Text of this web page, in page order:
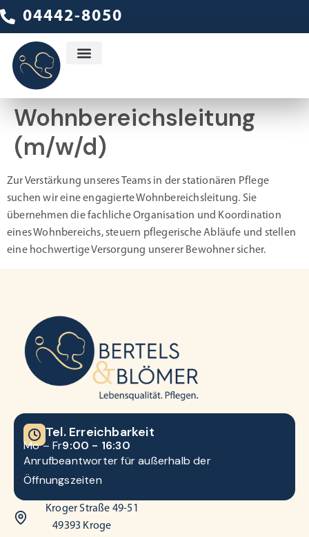
04442-8050
Wohnbereichsleitung
(m/w/d)
Zur Verstärkung unseres Teams in der stationären Pflege
suchen wir eine engagierte Wohnbereichsleitung. Sie
übernehmen die fachliche Organisation und Koordination
eines Wohnbereichs, steuern pflegerische Abläufe und stellen
eine hochwertige Versorgung unserer Bewohner sicher.
Tel. Erreichbarkeit
Mo – Fr9:00 - 16:30
Anrufbeantworter für außerhalb der
Öffnungszeiten
Kroger Straße 49-51
49393 Kroge